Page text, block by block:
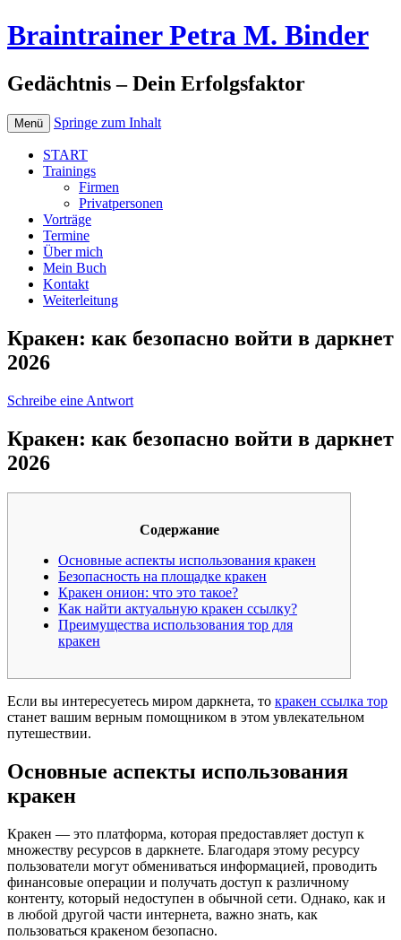
Braintrainer Petra M. Binder
Gedächtnis – Dein Erfolgsfaktor
Menü Springe zum Inhalt
START
Trainings
Firmen
Privatpersonen
Vorträge
Termine
Über mich
Mein Buch
Kontakt
Weiterleitung
Кракен: как безопасно войти в даркнет
2026
Schreibe eine Antwort
Кракен: как безопасно войти в даркнет
2026
Содержание
Основные аспекты использования кракен
Безопасность на площадке кракен
Кракен онион: что это такое?
Как найти актуальную кракен ссылку?
Преимущества использования тор для
кракен
Если вы интересуетесь миром даркнета, то кракен ссылка тор
станет вашим верным помощником в этом увлекательном
путешествии.
Основные аспекты использования
кракен
Кракен — это платформа, которая предоставляет доступ к
множеству ресурсов в даркнете. Благодаря этому ресурсу
пользователи могут обмениваться информацией, проводить
финансовые операции и получать доступ к различному
контенту, который недоступен в обычной сети. Однако, как и
в любой другой части интернета, важно знать, как
пользоваться кракеном безопасно.